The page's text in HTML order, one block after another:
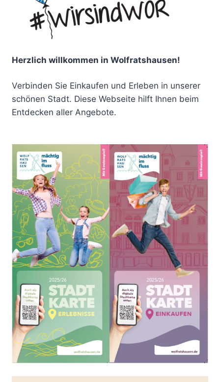
Herzlich willkommen in Wolfratshausen!
Verbinden Sie Einkaufen und Erleben in unserer
schönen Stadt. Diese Webseite hilft Ihnen beim
Entdecken aller Angebote.